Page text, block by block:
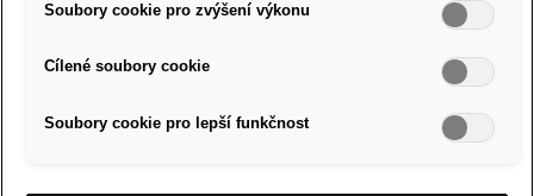
Prodej vozů SEAT
O značce SEAT
Soubory cookie pro zvýšení výkonu
Cílené soubory cookie
Soubory cookie pro lepší funkčnost